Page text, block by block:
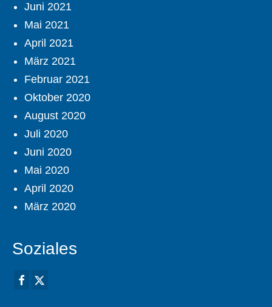
Juni 2021
Mai 2021
April 2021
März 2021
Februar 2021
Oktober 2020
August 2020
Juli 2020
Juni 2020
Mai 2020
April 2020
März 2020
Soziales